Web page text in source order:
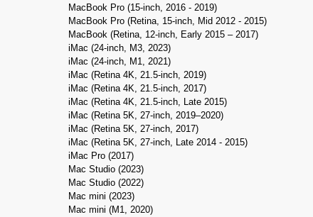
MacBook Pro (15-inch, 2016 - 2019)
MacBook Pro (Retina, 15-inch, Mid 2012 - 2015)
MacBook (Retina, 12-inch, Early 2015 – 2017)
iMac (24-inch, M3, 2023)
iMac (24-inch, M1, 2021)
iMac (Retina 4K, 21.5‑inch, 2019)
iMac (Retina 4K, 21.5-inch, 2017)
iMac (Retina 4K, 21.5-inch, Late 2015)
iMac (Retina 5K, 27-inch, 2019–2020)
iMac (Retina 5K, 27-inch, 2017)
iMac (Retina 5K, 27-inch, Late 2014 - 2015)
iMac Pro (2017)
Mac Studio (2023)
Mac Studio (2022)
Mac mini (2023)
Mac mini (M1, 2020)